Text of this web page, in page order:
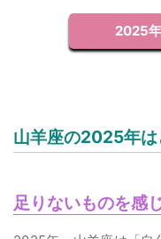
2025
山羊座の2025年は
足りないものを感